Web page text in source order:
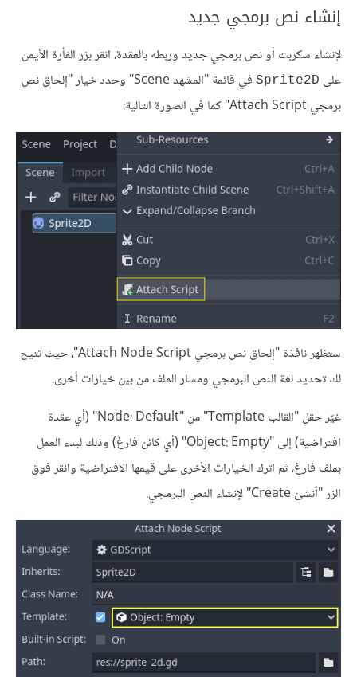
إنشاء نص برمجي جديد
لإنشاء سكربت أو نص برمجي جديد وربطه بالعقدة، انقر بزر الفأرة الأيمن
على Sprite2D
في قائمة "المشهد Scene" وحدد خيار "إلحاق نص
برمجي Attach Script" كما في الصورة التالية:
ستظهر نافذة "إلحاق نص برمجي Attach Node Script"، حيث تتيح
لك تحديد لغة النص البرمجي ومسار الملف من بين خيارات أخرى.
غيّر حقل "القالب Template" من "Node: Default" (أي عقدة
افتراضية) إلى "Object: Empty" (أي كائن فارغ) وذلك لبدء العمل
بملف فارغ، ثم اترك الخيارات الأخرى على قيمها الافتراضية وانقر فوق
الزر "أنشئ Create" لإنشاء النص البرمجي.